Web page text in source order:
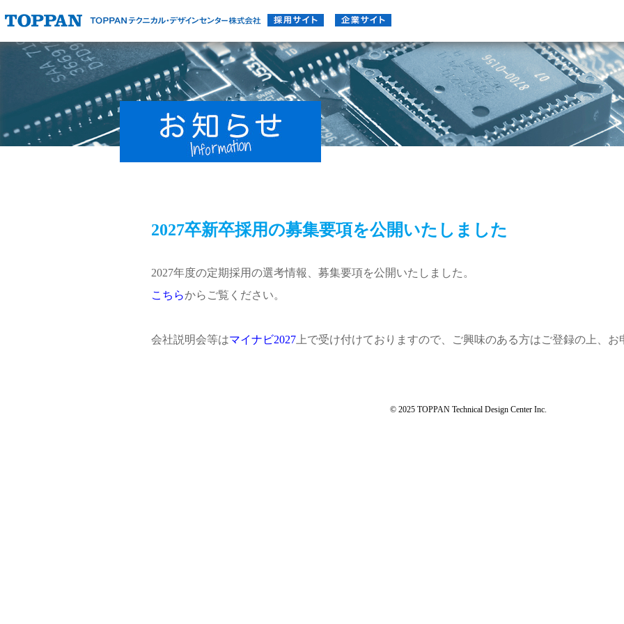
2027卒新卒採用の募集要項を公開いたしました
2027年度の定期採用の選考情報、募集要項を公開いたしました。
こちらからご覧ください。
会社説明会等はマイナビ2027 上で受け付けておりますので、ご興味のある方はご登録の上、お
© 2025 TOPPAN Technical Design Center Inc.